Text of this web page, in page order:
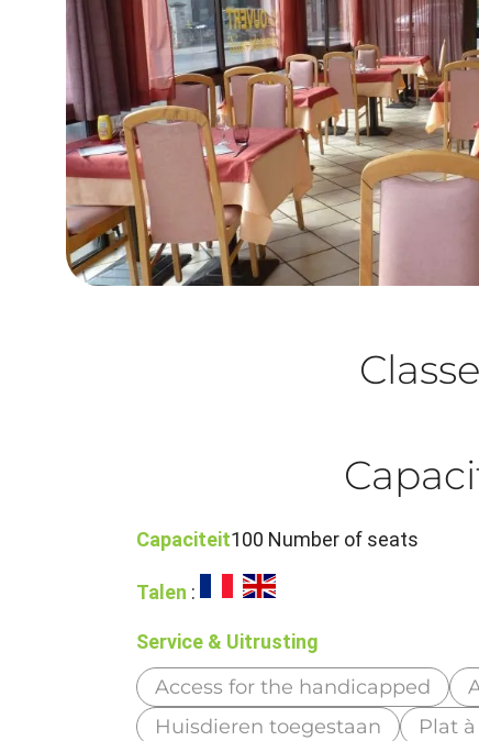
Capaciteit100 Number of seats
Talen :
Service & Uitrusting
Access for the handicapped
Huisdieren toegestaan
Plat